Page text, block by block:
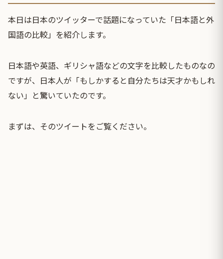
本日は日本のツイッターで話題になっていた「日本語と外
国語の比較」を紹介します。
日本語や英語、ギリシャ語などの文字を比較したものなの
ですが、日本人が「もしかすると自分たちは天才かもしれ
ない」と驚いていたのです。
まずは、そのツイートをご覧ください。